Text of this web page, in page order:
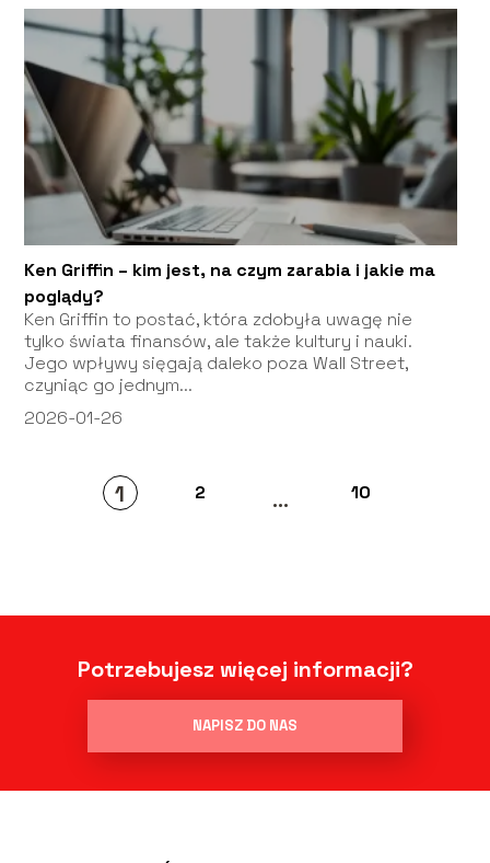
Ken Griffin – kim jest, na czym zarabia i jakie ma
poglądy?
Ken Griffin to postać, która zdobyła uwagę nie
tylko świata finansów, ale także kultury i nauki.
Jego wpływy sięgają daleko poza Wall Street,
czyniąc go jednym...
2026-01-26
1 2 ... 10
Potrzebujesz więcej informacji?
NAPISZ DO NAS